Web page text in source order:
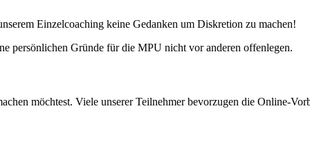
Einzelcoaching keine Gedanken um Diskretion zu machen!
persönlichen Gründe für die MPU nicht vor anderen offenlegen.
möchtest. Viele unserer Teilnehmer bevorzugen die Online-